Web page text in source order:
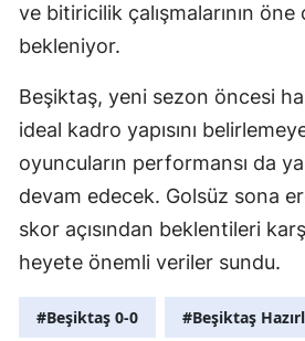
ve bitiricilik çalışmalarının öne
bekleniyor.
Beşiktaş, yeni sezon öncesi
ideal kadro yapısını
oyuncuların performansı da
devam edecek. Golsüz sona
skor açısından beklentileri
heyete önemli veriler sundu.
#Beşiktaş 0-0 #Beşiktaş